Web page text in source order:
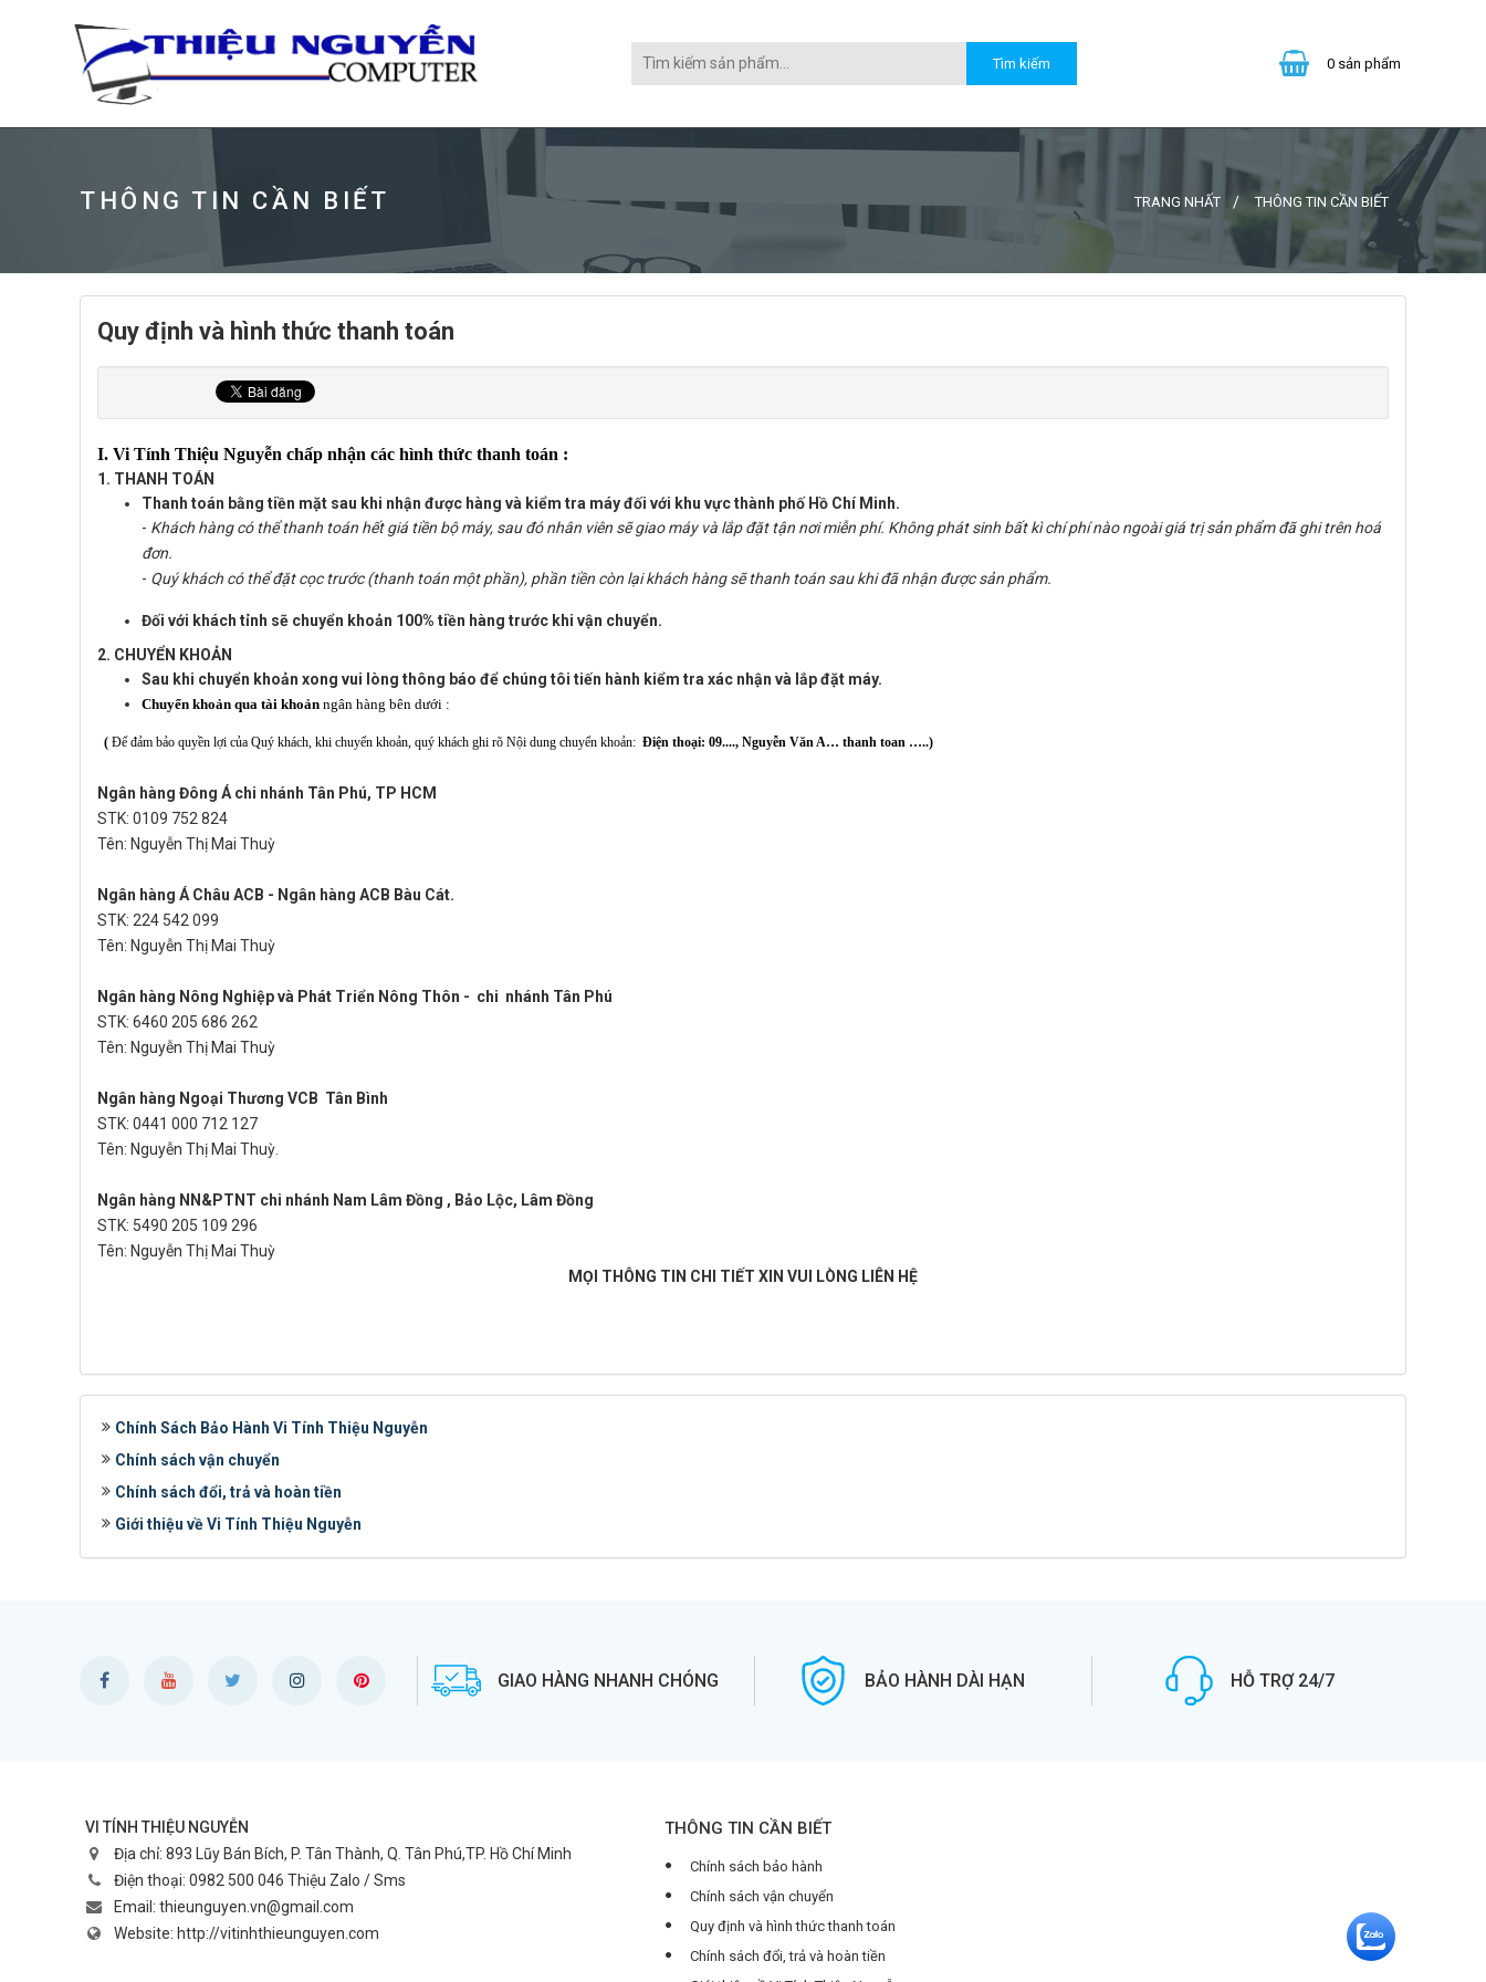
0 sản phẩm
THÔNG TIN CẦN BIẾT TRANG NHẤT THÔNG TIN CẦN BIẾT
Quy định và hình thức thanh toán
I. Vi Tính Thiệu Nguyễn chấp nhận các hình thức thanh toán :
1. THANH TOÁN
Thanh toán bằng tiền mặt sau khi nhận được hàng và kiểm tra máy đối với khu vực thành phố Hồ Chí Minh.
- Khách hàng có thể thanh toán hết giá tiền bộ máy, sau đó nhân viên sẽ giao máy và lắp đặt tận nơi miễn phí. Không phát sinh bất kì chí phí nào ngoài giá trị sản phẩm đã ghi trên hoá
đơn.
- Quý khách có thể đặt cọc trước (thanh toán một phần), phần tiền còn lại khách hàng sẽ thanh toán sau khi đã nhận được sản phẩm.
Đối với khách tỉnh sẽ chuyển khoản 100% tiền hàng trước khi vận chuyển.
2. CHUYỂN KHOẢN
Sau khi chuyển khoản xong vui lòng thông báo để chúng tôi tiến hành kiểm tra xác nhận và lắp đặt máy.
Chuyển khoản qua tài khoản ngân hàng bên dưới :
( Để đảm bảo quyền lợi của Quý khách, khi chuyển khoản, quý khách ghi rõ Nội dung chuyển khoản: Điện thoại: 09...., Nguyễn Văn A… thanh toan …..)
Ngân hàng Đông Á chi nhánh Tân Phú, TP HCM
STK:‭ 0109 752 824‬
Tên: Nguyễn Thị Mai Thuỳ
Ngân hàng Á Châu ACB - Ngân hàng ACB Bàu Cát.
STK: 224 542 099
Tên: Nguyễn Thị Mai Thuỳ
Ngân hàng Nông Nghiệp và Phát Triển Nông Thôn - chi ‬‬‬ nhánh Tân Phú
STK: 6460 205 686 262‬
Tên: Nguyễn Thị Mai Thuỳ
Ngân hàng Ngoại Thương VCB Tân Bình
STK: 0441 000 712 127
Tên: Nguyễn Thị Mai Thuỳ.
Ngân hàng NN&PTNT chi nhánh Nam Lâm Đồng , Bảo Lộc, Lâm Đồng
STK: 5490 205 109 296
Tên: Nguyễn Thị Mai Thuỳ
MỌI THÔNG TIN CHI TIẾT XIN VUI LÒNG LIÊN HỆ
Chính Sách Bảo Hành Vi Tính Thiệu Nguyễn
Chính sách vận chuyển
Chính sách đổi, trả và hoàn tiền
Giới thiệu về Vi Tính Thiệu Nguyễn
GIAO HÀNG NHANH CHÓNG BẢO HÀNH DÀI HẠN HỖ TRỢ 24/7
VI TÍNH THIỆU NGUYỄN
Địa chỉ: 893 Lũy Bán Bích, P. Tân Thành, Q. Tân Phú,TP. Hồ Chí Minh
Điện thoại: 0982 500 046 Thiệu Zalo / Sms
Email: thieunguyen.vn@gmail.com
Website: http://vitinhthieunguyen.com
THÔNG TIN CẦN BIẾT
Chính sách bảo hành
Chính sách vận chuyển
Quy định và hình thức thanh toán
Chính sách đổi, trả và hoàn tiền